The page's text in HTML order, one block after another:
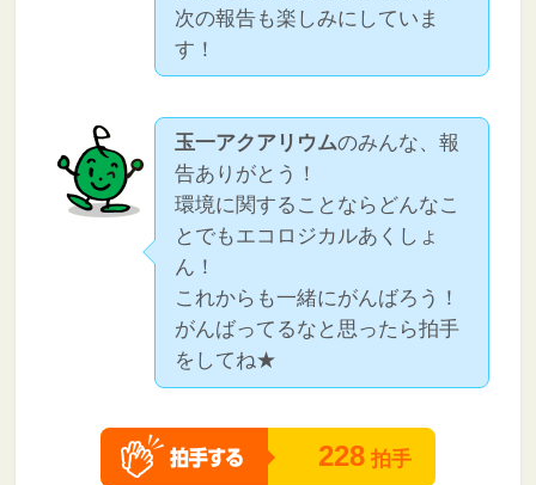
次の報告も楽しみにしていま
す！
玉一アクアリウムのみんな、報
告ありがとう！
環境に関することならどんなこ
とでもエコロジカルあくしょ
ん！
これからも一緒にがんばろう！
がんばってるなと思ったら拍手
をしてね★
228 拍手